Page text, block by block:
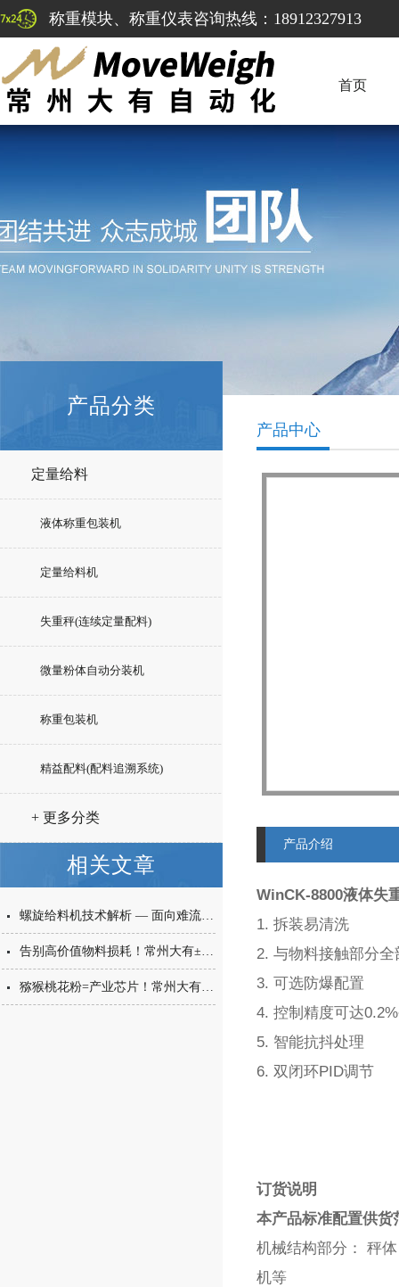
称重模块、称重仪表咨询热线：18912327913
首页
产品分类
定量给料
液体称重包装机
定量给料机
失重秤(连续定量配料)
微量粉体自动分装机
称重包装机
精益配料(配料追溯系统)
+ 更多分类
相关文章
螺旋给料机技术解析 — 面向难流动性粉体的微量高精度称重给料解决方案
告别高价值物料损耗！常州大有±0.001g西林瓶分装，让每一毫克都物尽其用
猕猴桃花粉=产业芯片！常州大有花粉分装机，守住每一克“植物黄金”的价值
产品中心
产品介绍
WinCK-8800液体失
1. 拆装易清洗
2. 与物料接触部分
3. 可选防爆配置
4. 控制精度可达
5. 智能抗抖处理
6. 双闭环PID调节
订货说明
本产品标准配置供货
机械结构部分： 秤
机等